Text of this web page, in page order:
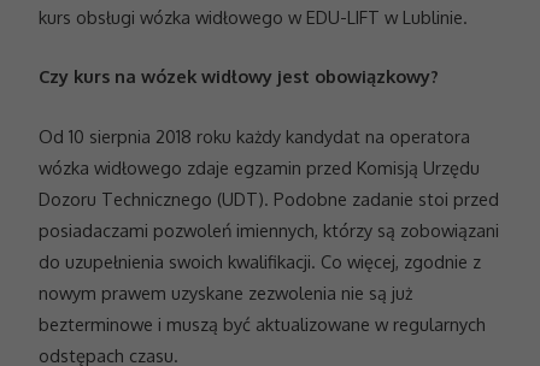
kurs obsługi wózka widłowego w EDU-LIFT w Lublinie.
Czy kurs na wózek widłowy jest obowiązkowy?
Od 10 sierpnia 2018 roku każdy kandydat na operatora
wózka widłowego zdaje egzamin przed Komisją Urzędu
Dozoru Technicznego (UDT). Podobne zadanie stoi przed
posiadaczami pozwoleń imiennych, którzy są zobowiązani
do uzupełnienia swoich kwalifikacji. Co więcej, zgodnie z
nowym prawem uzyskane zezwolenia nie są już
bezterminowe i muszą być aktualizowane w regularnych
odstępach czasu.